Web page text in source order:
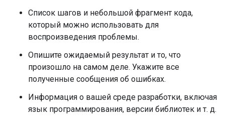
Список шагов и небольшой фрагмент кода,
который можно использовать для
воспроизведения проблемы.
Опишите ожидаемый результат и то, что
произошло на самом деле. Укажите все
полученные сообщения об ошибках.
Информация о вашей среде разработки, включая
язык программирования, версии библиотек и т. д.